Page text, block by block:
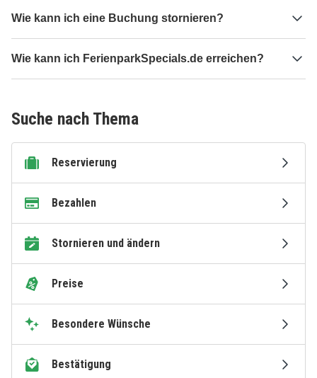
Wie kann ich eine Buchung stornieren?
Wie kann ich FerienparkSpecials.de erreichen?
Suche nach Thema
Reservierung
Bezahlen
Stornieren und ändern
Preise
Besondere Wünsche
Bestätigung